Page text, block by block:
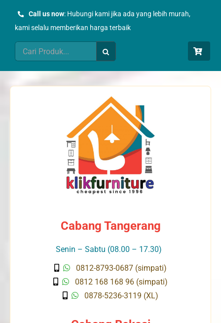
Call us now: Hubungi kami jika ada yang lebih murah,
kami selalu memberikan harga terbaik
Search
for:
Cabang Tangerang
Senin – Sabtu (08.00 – 17.30)
0812-8793-0687 (simpati)
0812 168 168 96 (simpati)
0878-5236-3119 (XL)